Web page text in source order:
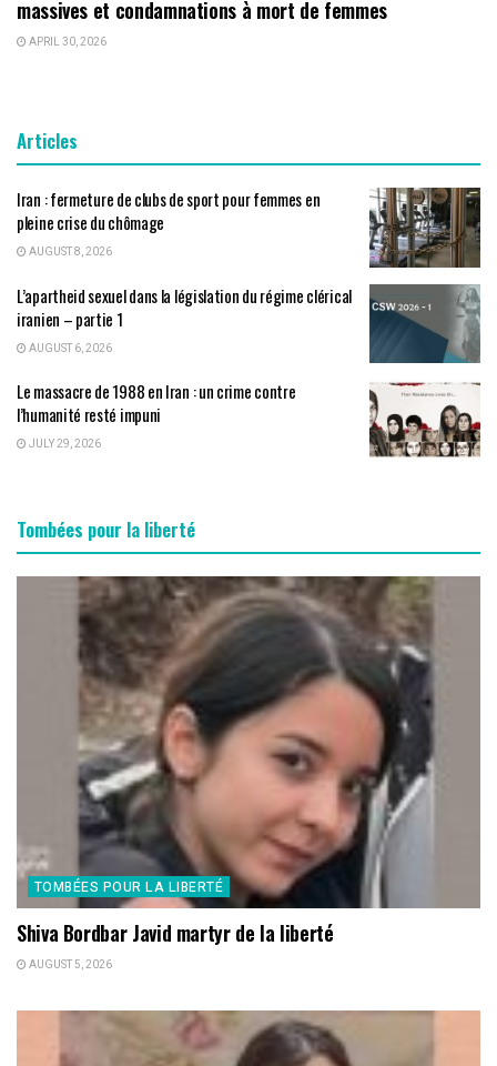
massives et condamnations à mort de femmes
APRIL 30, 2026
Articles
Iran : fermeture de clubs de sport pour femmes en
pleine crise du chômage
AUGUST 8, 2026
L’apartheid sexuel dans la législation du régime clérical
iranien – partie 1
AUGUST 6, 2026
Le massacre de 1988 en Iran : un crime contre
l’humanité resté impuni
JULY 29, 2026
Tombées pour la liberté
TOMBÉES POUR LA LIBERTÉ
Shiva Bordbar Javid martyr de la liberté
AUGUST 5, 2026